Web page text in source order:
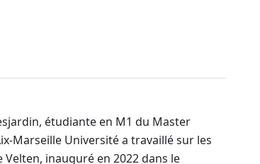
étudiante en M1 du Master
Marseille Université a travaillé sur les
inauguré en 2022 dans le